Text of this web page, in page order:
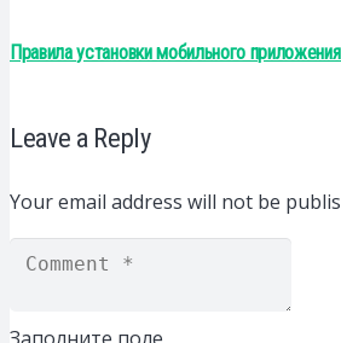
Правила установки мобильного
Leave a Reply
Your email address will not be